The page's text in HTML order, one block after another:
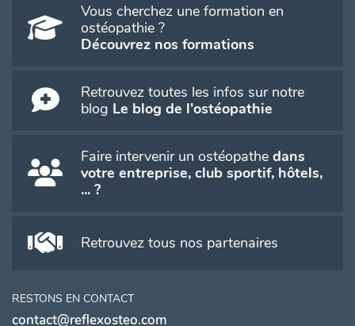
Vous cherchez une formation en
ostéopathie ?
Découvrez nos formations
Retrouvez toutes les infos sur notre
blog Le blog de l'ostéopathie
Faire intervenir un ostéopathe dans
votre entreprise, club sportif, hôtels,
... ?
Retrouvez tous nos partenaires
RESTONS EN CONTACT
contact@reflexosteo.com